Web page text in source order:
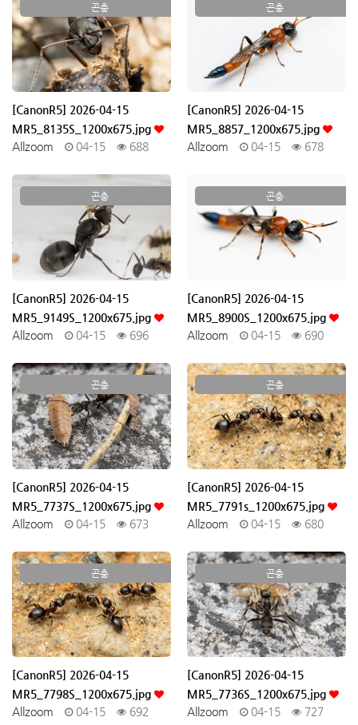
곤충
[CanonR5] 2026-04-15
MR5_8135S_1200x675.jpg
Allzoom
04-15 688
곤충
[CanonR5] 2026-04-15
MR5_8857_1200x675.jpg
Allzoom
04-15 678
곤충
[CanonR5] 2026-04-15
MR5_9149S_1200x675.jpg
Allzoom
04-15 696
곤충
[CanonR5] 2026-04-15
MR5_8900S_1200x675.jpg
Allzoom
04-15 690
곤충
[CanonR5] 2026-04-15
MR5_7737S_1200x675.jpg
Allzoom
04-15 673
곤충
[CanonR5] 2026-04-15
MR5_7791s_1200x675.jpg
Allzoom
04-15 680
곤충
[CanonR5] 2026-04-15
MR5_7798S_1200x675.jpg
Allzoom
04-15 692
곤충
[CanonR5] 2026-04-15
MR5_7736S_1200x675.jpg
Allzoom
04-15 727